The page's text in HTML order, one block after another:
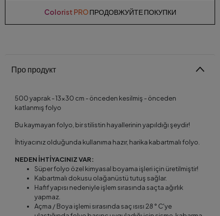
Colorist PROПРОДОВЖУЙТЕ ПОКУПКИ
Про продукт
500 yaprak - 13x30 cm - önceden kesilmiş - önceden
katlanmış folyo
Bu kaymayan folyo, bir stilistin hayallerinin yapıldığı şeydir!
İhtiyacınız olduğunda kullanıma hazır, harika kabartmalı folyo.
NEDEN İHTİYACINIZ VAR:
Süper folyo özel kimyasal boyama işleri için üretilmiştir!
Kabartmalı dokusu olağanüstü tutuş sağlar.
Hafif yapısı nedeniyle işlem sırasında saçta ağırlık
yapmaz.
Açma / Boya işlemi sırasında saç ısısı 28 ° C'ye